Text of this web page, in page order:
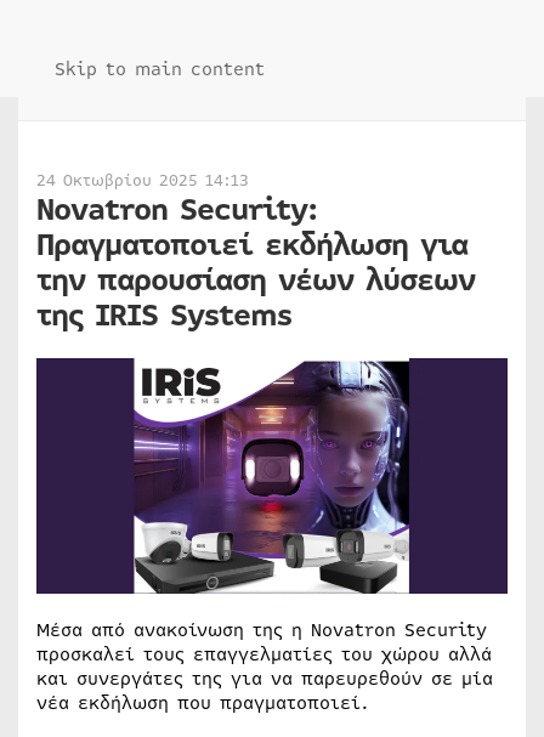
Skip to main content
24 Οκτωβρίου 2025 14:13
Novatron Security:
Πραγματοποιεί εκδήλωση για
την παρουσίαση νέων λύσεων
της IRIS Systems
Μέσα από ανακοίνωση της η Novatron Security
προσκαλεί τους επαγγελματίες του χώρου αλλά
και συνεργάτες της για να παρευρεθούν σε μία
νέα εκδήλωση που πραγματοποιεί.